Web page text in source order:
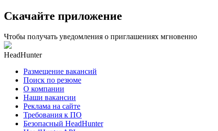
Скачайте приложение
Чтобы получать уведомления о приглашениях мгновенно
HeadHunter
Размещение вакансий
Поиск по резюме
О компании
Наши вакансии
Реклама на сайте
Требования к ПО
Безопасный HeadHunter